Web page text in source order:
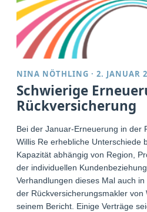
NINA NÖTHLING ·2. JANUAR
Schwierige
Rückversicherung
Bei der Januar-Erneuerung in der
Willis Re erhebliche Unterschiede
Kapazität abhängig von Region,
der individuellen
Verhandlungen dieses Mal auch
der Rückversicherungsmakler von
seinem Bericht. Einige Verträge